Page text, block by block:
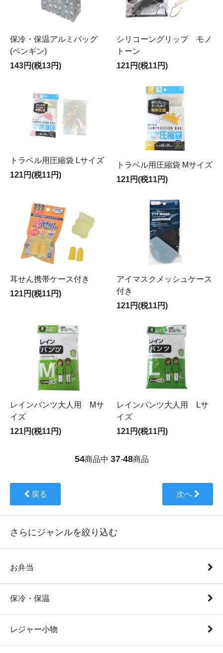
保冷・保温アルミバッグ
(ペンギン)
143円(税13円)
シリコーングリップ モノ
トーン
121円(税11円)
トラベル用圧縮袋 Lサイズ
121円(税11円)
トラベル用圧縮袋 Mサイズ
121円(税11円)
耳せん携帯ケース付き
121円(税11円)
アイマスクメッシュケース
付き
121円(税11円)
レインパンツ大人用 Mサ
イズ
121円(税11円)
レインパンツ大人用 Lサ
イズ
121円(税11円)
54商品中 37-48商品
戻る 次へ
さらにジャンルを絞り込む
お弁当
保冷・保温
レジャー小物